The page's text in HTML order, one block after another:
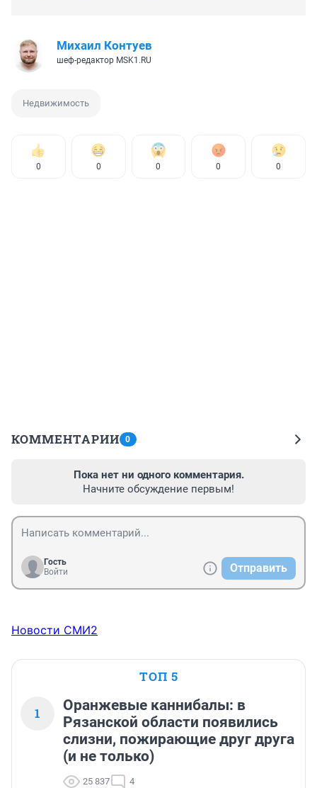
Михаил Контуев
шеф-редактор MSK1.RU
Недвижимость
0 0 0 0 0
КОММЕНТАРИИ 0
Пока нет ни одного комментария.
Начните обсуждение первым!
Гость
Войти
Отправить
Новости СМИ2
ТОП 5
1
Оранжевые каннибалы: в
Рязанской области появились
слизни, пожирающие друг друга
(и не только)
25 837 4